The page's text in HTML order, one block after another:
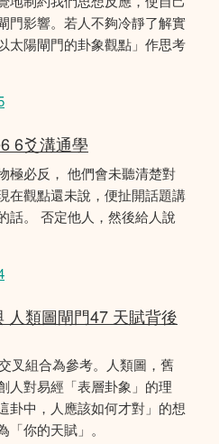
門影響。若人不夠冷靜了解實
太陽閘門的卦象觀點」作思考
6爻溝通學
極必反， 他們會未聽清楚對
在觀點還未說，便扯開話題講
話。 否定他人，然後給人說
人類圖閘門47 天賦背後
叉組合為參考。人類圖，舊
人對易經「表層卦象」的理
卦中，人應該如何才對」的想
你的天賦」。